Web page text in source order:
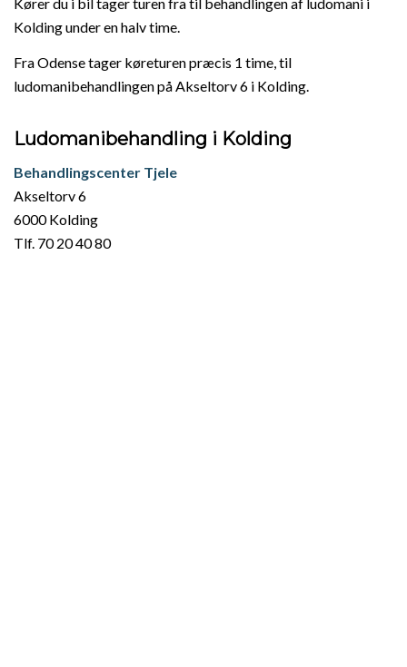
Kolding under en halv time.
Fra Odense tager køreturen præcis 1 time, til
ludomanibehandlingen på Akseltorv 6 i Kolding.
Ludomanibehandling i Kolding
Behandlingscenter Tjele
Akseltorv 6
6000 Kolding
Tlf. 70 20 40 80